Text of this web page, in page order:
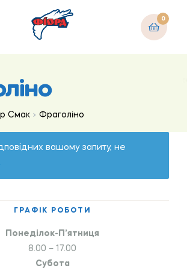
0
Смак Фраголіно
вашому запиту, не
ГРАФІК РОБОТИ
Понеділок-П’ятниця
8.00 – 17.00
Субота